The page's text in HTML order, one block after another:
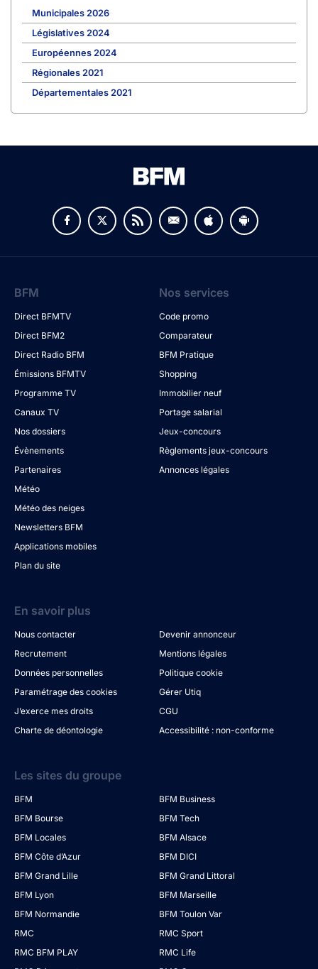
Municipales 2026
Législatives 2024
Européennes 2024
Régionales 2021
Départementales 2021
BFM
Direct BFMTV
Direct BFM2
Direct Radio BFM
Émissions BFMTV
Programme TV
Canaux TV
Nos dossiers
Évènements
Partenaires
Météo
Météo des neiges
Newsletters BFM
Applications mobiles
Plan du site
Nos services
Code promo
Comparateur
BFM Pratique
Shopping
Immobilier neuf
Portage salarial
Jeux-concours
Règlements jeux-concours
Annonces légales
En savoir plus
Nous contacter
Devenir annonceur
Recrutement
Mentions légales
Données personnelles
Politique cookie
Paramétrage des cookies
Gérer Utiq
J’exerce mes droits
CGU
Charte de déontologie
Accessibilité : non-conforme
Les sites du groupe
BFM
BFM Business
BFM Bourse
BFM Tech
BFM Locales
BFM Alsace
BFM Côte d’Azur
BFM DICI
BFM Grand Lille
BFM Grand Littoral
BFM Lyon
BFM Marseille
BFM Normandie
BFM Toulon Var
RMC
RMC Sport
RMC BFM PLAY
RMC Life